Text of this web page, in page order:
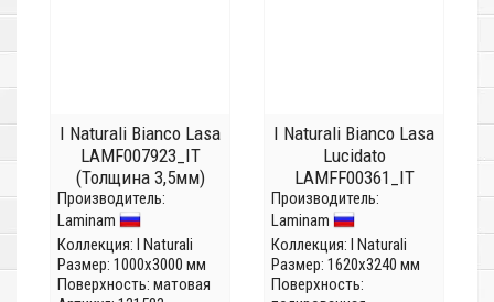
I Naturali Bianco Lasa
LAMF007923_IT
(Толщина 3,5мм)
Производитель:
Laminam
Коллекция: I Naturali
Размер: 1000x3000 мм
Поверхность: матовая
I Naturali Bianco Lasa
Lucidato
LAMFF00361_IT
(Толщина 12 мм)
Производитель:
Laminam
Коллекция: I Naturali
Размер: 1620x3240 мм
Поверхность: